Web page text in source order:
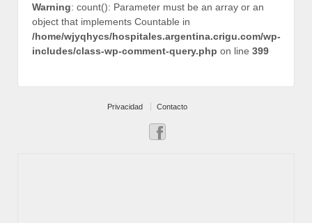
Warning: count(): Parameter must be an array or an
object that implements Countable in
/home/wjyqhycs/hospitales.argentina.crigu.com/wp-
includes/class-wp-comment-query.php on line 399
Privacidad Contacto